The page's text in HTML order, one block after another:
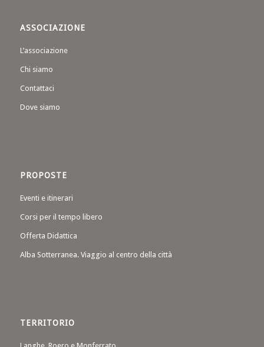
ASSOCIAZIONE
L’associazione
Chi siamo
Contattaci
Dove siamo
PROPOSTE
Eventi e itinerari
Corsi per il tempo libero
Offerta Didattica
Alba Sotterranea. Viaggio al centro della città
TERRITORIO